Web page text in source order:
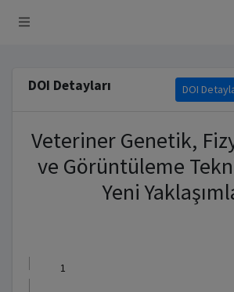
DOI Detayları DOI
Veteriner Genetik,
ve Görüntüleme
Yeni